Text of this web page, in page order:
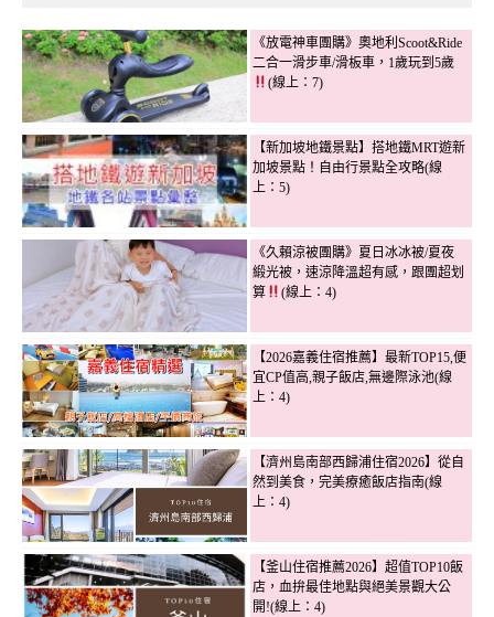
《放電神車團購》奧地利Scoot&Ride
二合一滑步車/滑板車，1歲玩到5歲
(線上：7)
【新加坡地鐵景點】搭地鐵MRT遊新
加坡景點！自由行景點全攻略(線
上：5)
《久賴涼被團購》夏日冰冰被/夏夜
緞光被，速涼降溫超有感，跟團超划
算
(線上：4)
【2026嘉義住宿推薦】最新TOP15,便
宜CP值高,親子飯店,無邊際泳池(線
上：4)
【濟州島南部西歸浦住宿2026】從自
然到美食，完美療癒飯店指南(線
上：4)
【釜山住宿推薦2026】超值TOP10飯
店，血拚最佳地點與絕美景觀大公
開!(線上：4)